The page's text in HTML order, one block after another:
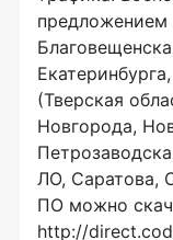
предложением
(Тверская
Новгорода,
ЛО, Саратова,
ПО можно
http://